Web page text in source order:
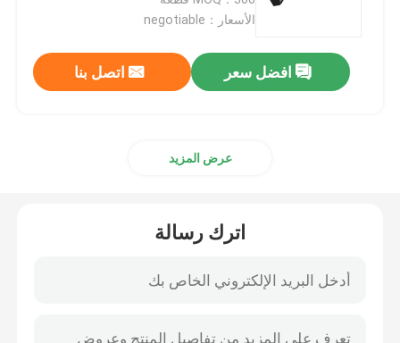
عاكس الطاقة الشمسية خارج الشبكة
مجموعة الألواح الشمسية
ملحقات الألواح الشمسية
الأسعار：negotiable
افضل سعر اتصل بنا
عرض المزيد
اترك رسالة